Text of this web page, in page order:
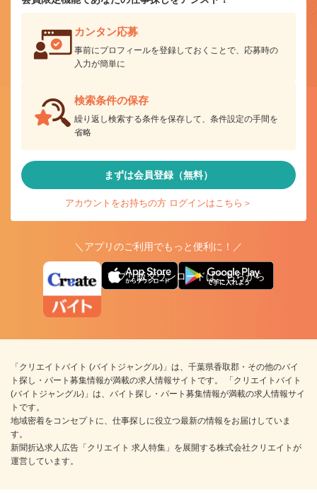
カンタン応募
事前にプロフィールを登録しておくことで、応募時の
入力が簡単に
検索条件の保存
繰り返し検索する条件を保存して、条件設定の手間を
省略
まずは会員登録（無料）
アカウントをお持ちの方 ログインはこちら＞
＼アプリのご利用でもっと便利に！／
アプリ版ダウンロードはこちらから
「クリエイトバイト (バイトジャングル)」は、千葉県香取郡・その他のバイ
ト探し・パート募集情報が満載の求人情報サイトです。 「クリエイトバイト
(バイトジャングル)」は、バイト探し・パート募集情報が満載の求人情報サイ
トです。
地域密着をコンセプトに、仕事探しに役立つ最新の情報をお届けしていま
す。
新聞折込求人広告「クリエイト 求人特集」を展開する株式会社クリエイトが
運営しています。